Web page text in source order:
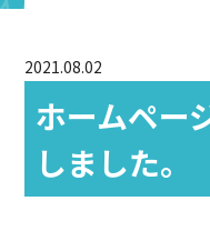
2021.08.02
ホームペー
しました。